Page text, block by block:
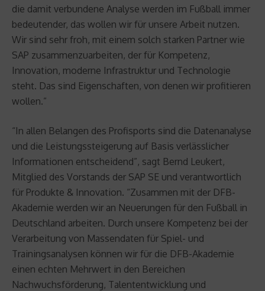
die damit verbundene Analyse werden im Fußball immer
bedeutender, das wollen wir für unsere Arbeit nutzen.
Wir sind sehr froh, mit einem solch starken Partner wie
SAP zusammenzuarbeiten, der für Kompetenz,
Innovation, moderne Infrastruktur und Technologie
steht. Das sind Eigenschaften, von denen wir profitieren
wollen.”
“In allen Belangen des Profisports sind die Datenanalyse
und die Leistungssteigerung auf Basis verlässlicher
Informationen entscheidend”, sagt Bernd Leukert,
Mitglied des Vorstands der SAP SE und verantwortlich
für Produkte & Innovation. “Zusammen mit der DFB-
Akademie werden wir an Neuerungen für den Fußball in
Deutschland arbeiten. Durch unsere Kompetenz bei der
Verarbeitung von Massendaten für Spiel- und
Trainingsanalysen können wir für die DFB-Akademie
einen echten Mehrwert in den Bereichen
Nachwuchsförderung, Talententwicklung und